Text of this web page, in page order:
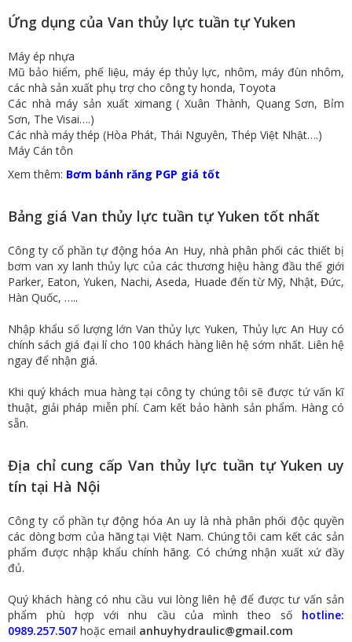
Ứng dụng của Van thủy lực tuần tự Yuken
Máy ép nhựa
Mũ bảo hiểm, phế liệu, máy ép thủy lực, nhôm, máy đùn nhôm,
các nhà sản xuất phụ trợ cho công ty honda, Toyota
Các nhà máy sản xuất ximang ( Xuân Thành, Quang Sơn, Bỉm
Sơn, The Visai….)
Các nhà máy thép (Hòa Phát, Thái Nguyên, Thép Việt Nhật….)
Máy Cán tôn
​Xem thêm: Bơm bánh răng PGP giá tốt
Bảng giá Van thủy lực tuần tự Yuken tốt nhất
Công ty cổ phần tự động hóa An Huy, nhà phân phối các thiết bị
bơm van xy lanh thủy lực của các thương hiệu hàng đầu thế giới
Parker, Eaton, Yuken, Nachi, Aseda, Huade đến từ Mỹ, Nhật, Đức,
Hàn Quốc, …..
Nhập khẩu số lượng lớn Van thủy lực Yuken, Thủy lực An Huy có
chính sách giá đại lí cho 100 khách hàng liên hệ sớm nhất. Liên hệ
ngay để nhận giá.
Khi quý khách mua hàng tại công ty chúng tôi sẽ được tứ vấn kĩ
thuật, giải pháp miễn phí. Cam kết bảo hành sản phẩm. Hàng có
sẵn.
Địa chỉ cung cấp Van thủy lực tuần tự Yuken uy
tín tại Hà Nội
Công ty cổ phần tự động hóa An uy là nhà phân phối độc quyền
các dòng bơm của hãng tại Việt Nam. Chúng tôi cam kết các sản
phẩm được nhập khẩu chính hãng. Có chứng nhận xuất xứ đầy
đủ.
Quý khách hàng có nhu cầu vui lòng liên hệ để được tư vấn sản
phẩm phù hợp với nhu cầu của mình theo số hotline:
0989.257.507 hoặc email anhuyhydraulic@gmail.com